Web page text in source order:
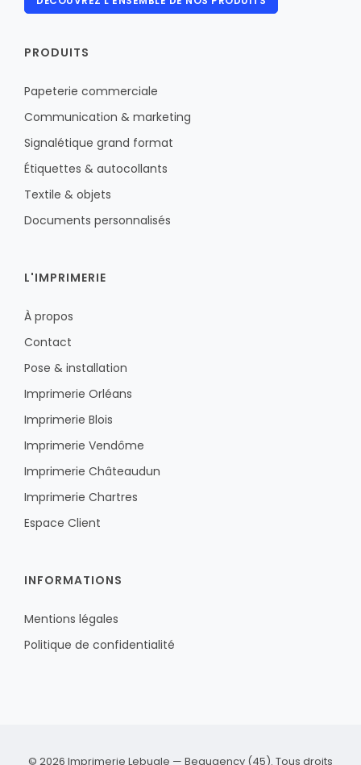
PRODUITS
Papeterie commerciale
Communication & marketing
Signalétique grand format
Étiquettes & autocollants
Textile & objets
Documents personnalisés
L'IMPRIMERIE
À propos
Contact
Pose & installation
Imprimerie Orléans
Imprimerie Blois
Imprimerie Vendôme
Imprimerie Châteaudun
Imprimerie Chartres
Espace Client
INFORMATIONS
Mentions légales
Politique de confidentialité
© 2026 Imprimerie Lebugle — Beaugency (45). Tous droits